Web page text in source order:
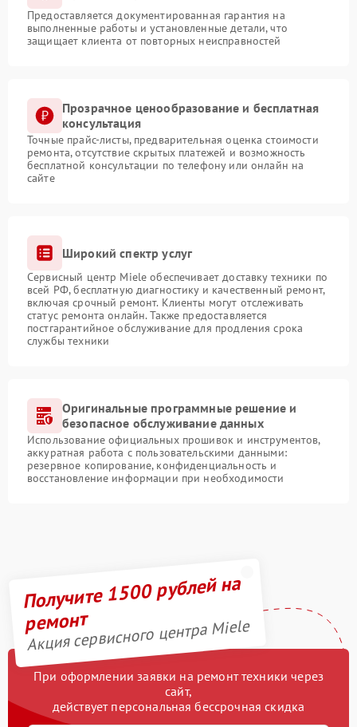
Предоставляется документированная гарантия на
выполненные работы и установленные детали, что
защищает клиента от повторных неисправностей
Прозрачное ценообразование и бесплатная
консультация
Точные прайс-листы, предварительная оценка стоимости
ремонта, отсутствие скрытых платежей и возможность
бесплатной консультации по телефону или онлайн на
сайте
Широкий спектр услуг
Сервисный центр Miele обеспечивает доставку техники по
всей РФ, бесплатную диагностику и качественный ремонт,
включая срочный ремонт. Клиенты могут отслеживать
статус ремонта онлайн. Также предоставляется
постгарантийное обслуживание для продления срока
службы техники
Оригинальные программные решение и
безопасное обслуживание данных
Использование официальных прошивок и инструментов,
аккуратная работа с пользовательскими данными:
резервное копирование, конфиденциальность и
восстановление информации при необходимости
Получите 1500 рублей на
ремонт
Акция сервисного центра Miele
При оформлении заявки на ремонт техники через
сайт,
действует персональная бессрочная скидка